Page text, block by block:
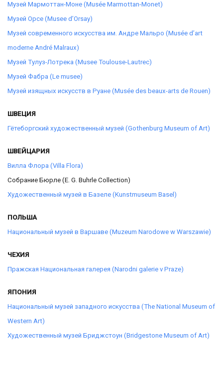
Музей Мармоттан-Моне (Musée Marmottan-Monet)
Музей Орсе (Musee d’Orsay)
Музей современного искусства им. Андре Мальро (Musée d’art
moderne André Malraux)
Музей Тулуз-Лотрека (Musee Toulouse-Lautrec)
Музей Фабра (Le musee)
Музей изящных искусств в Руане (Musée des beaux-arts de Rouen)
ШВЕЦИЯ
Гётеборгский художественный музей (Gothenburg Museum of Art)
ШВЕЙЦАРИЯ
Вилла Флора (Villa Flora)
Собрание Бюрле (E. G. Buhrle Collection)
Художественный музей в Базеле (Kunstmuseum Basel)
ПОЛЬША
Национальный музей в Варшаве (Muzeum Narodowe w Warszawie)
ЧЕХИЯ
Пражская Национальная галерея (Narodni galerie v Praze)
ЯПОНИЯ
Национальный музей западного искусства (The National Museum of
Western Art)
Художественный музей Бриджстоун (Bridgestone Museum of Art)